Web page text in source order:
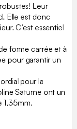
Leur
Elle est donc
C’est essentiel
forme carrée et à
pour garantir un
pour la
Saturne ont un
1,35mm.